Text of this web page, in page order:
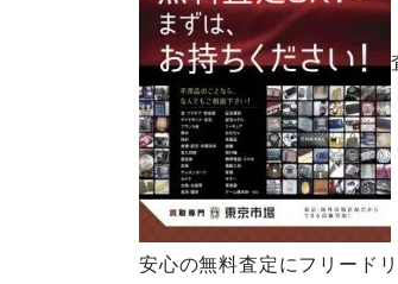
安心の無料査定にフリード